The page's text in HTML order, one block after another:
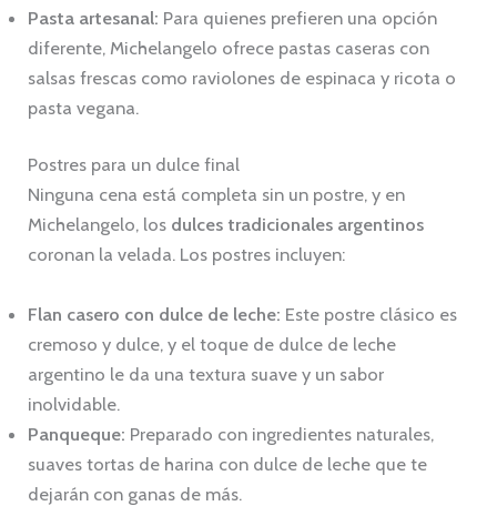
Pasta artesanal: Para quienes prefieren una opción
diferente, Michelangelo ofrece pastas caseras con
salsas frescas como raviolones de espinaca y ricota o
pasta vegana.
Postres para un dulce final
Ninguna cena está completa sin un postre, y en
Michelangelo, los dulces tradicionales argentinos
coronan la velada. Los postres incluyen:
Flan casero con dulce de leche: Este postre clásico es
cremoso y dulce, y el toque de dulce de leche
argentino le da una textura suave y un sabor
inolvidable.
Panqueque: Preparado con ingredientes naturales,
suaves tortas de harina con dulce de leche que te
dejarán con ganas de más.